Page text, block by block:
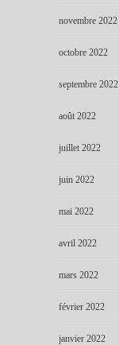
novembre 2022
octobre 2022
septembre 2022
août 2022
juillet 2022
juin 2022
mai 2022
avril 2022
mars 2022
février 2022
janvier 2022